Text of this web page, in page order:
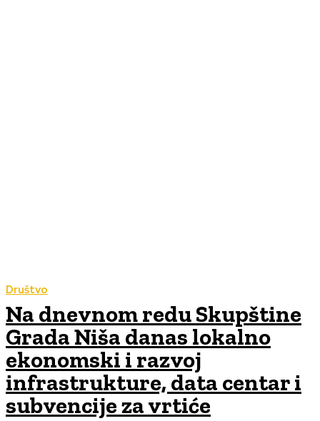
Društvo
Na dnevnom redu Skupštine
Grada Niša danas lokalno
ekonomski i razvoj
infrastrukture, data centar i
subvencije za vrtiće